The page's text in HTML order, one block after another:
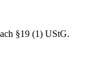
§19 (1) UStG.